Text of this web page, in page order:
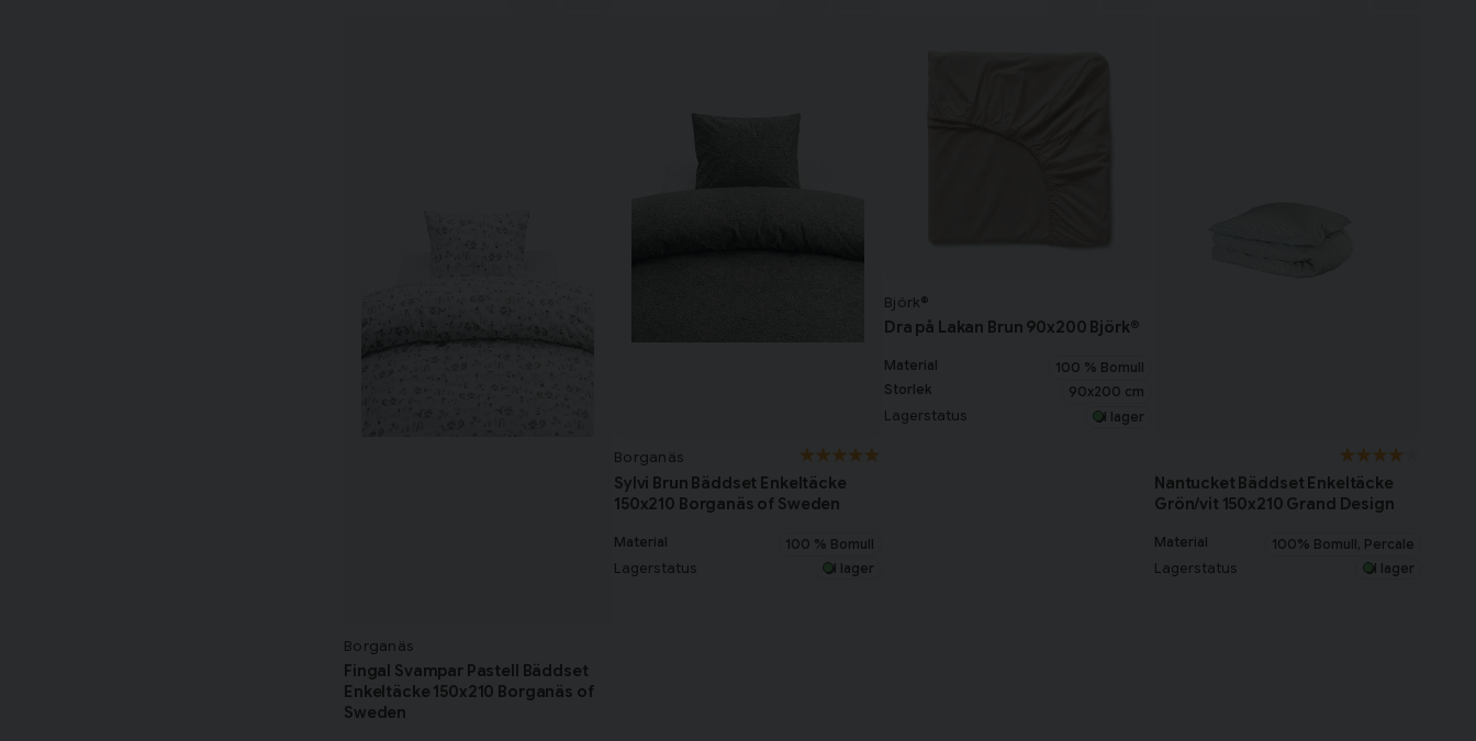
Borganäs
Fingal Svampar Pastell Bäddset
Enkeltäcke 150x210 Borganäs of
Sweden
Borganäs
Sylvi Brun Bäddset Enkeltäcke
150x210 Borganäs of Sweden
Material 100 % Bomull
Lagerstatus I lager
Björk®
Dra på Lakan Brun 90x200 Björk®
Material
100 % Bomull
Storlek
90x200 cm
Lagerstatus I lager
Nantucket Bäddset Enkeltäcke
Grön/vit 150x210 Grand Design
Material 100% Bomull, Percale
Lagerstatus I lager